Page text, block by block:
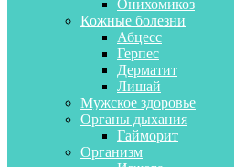
Онихомикоз
Кожные болезни
Абцесс
Герпес
Дерматит
Лишай
Мужское здоровье
Органы дыхания
Гайморит
Организм